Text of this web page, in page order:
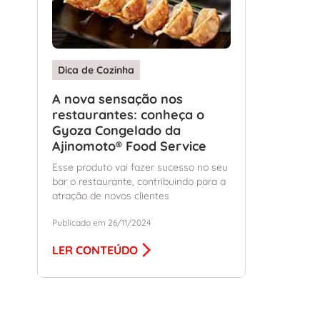
Dica de Cozinha
A nova sensação nos
restaurantes: conheça o
Gyoza Congelado da
Ajinomoto® Food Service
Esse produto vai fazer sucesso no seu
bar o restaurante, contribuindo para a
atração de novos clientes
Publicado em 26/11/2024
LER CONTEÚDO